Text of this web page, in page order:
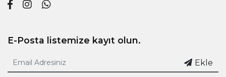
E-Posta listemize kayıt olun.
Ekle